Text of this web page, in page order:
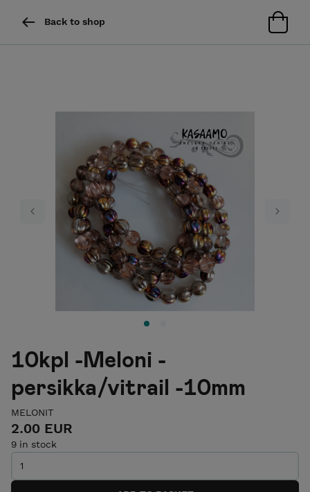
Back to shop
Previous Next
10kpl -Meloni -
persikka/vitrail -10mm
MELONIT
2.00 EUR
9 in stock